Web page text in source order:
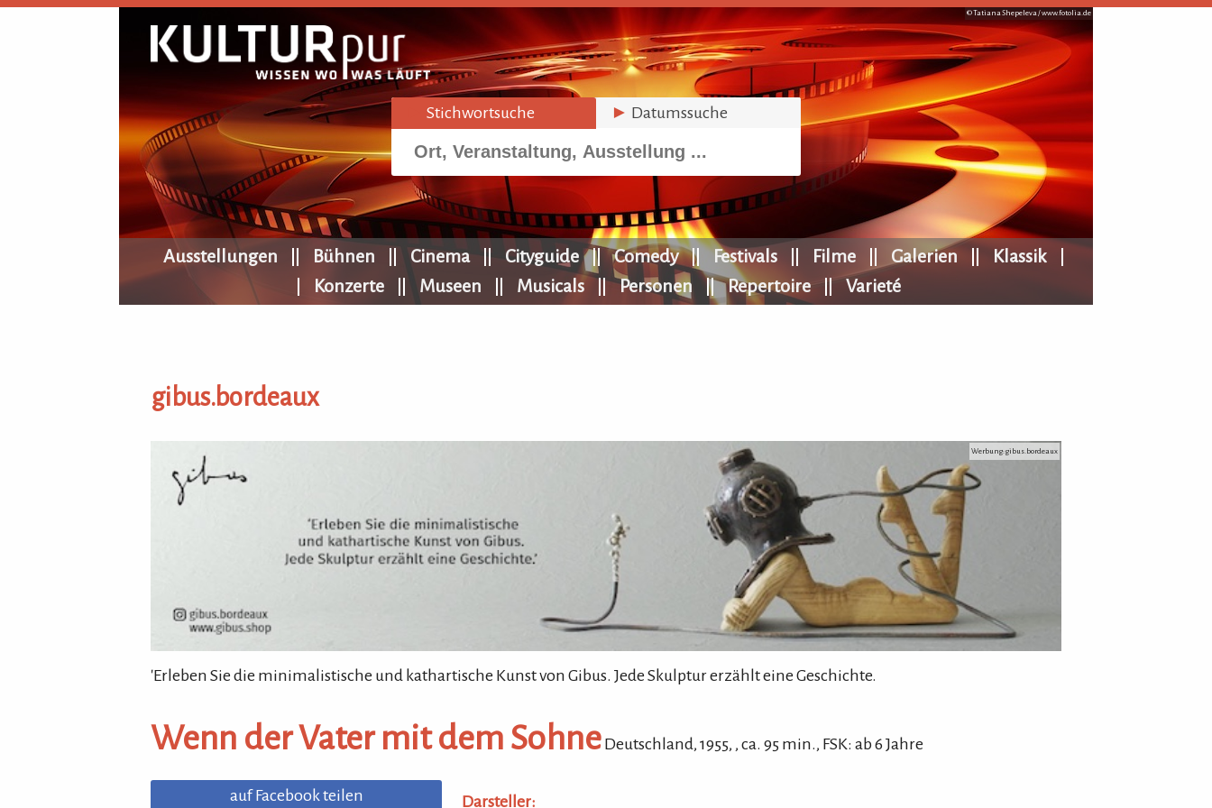
© Tatiana Shepeleva /www.fotolia.de
Stichwortsuche ► Datumssuche
KULTURpur Navigation
Ausstellungen Bühnen Cinema Cityguide Comedy Festivals Filme Galerien
Klassik
Konzerte
Museen Musicals Personen Repertoire Varieté
gibus.bordeaux
gibus.bordeaux Werbung: gibus.bordeaux
'Erleben Sie die minimalistische und kathartische Kunst von Gibus. Jede Skulptur erzählt eine Geschichte.
Wenn der Vater mit dem Sohne Deutschland, 1955, , ca. 95 min., FSK: ab 6 Jahre
auf Facebook teilen Darsteller: